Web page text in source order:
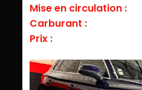
Mise en circulation :
Carburant :
Prix :